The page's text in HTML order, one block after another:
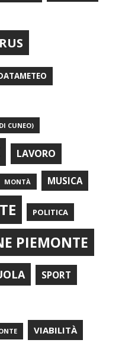
CUNEO)
LAVORO
MONTÀ MUSICA
POLITICA
PIEMONTE
SPORT
VIABILITÀ